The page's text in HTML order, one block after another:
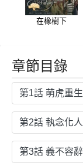
在橡樹下
章節目錄
第1話 萌虎重生
第2話 執念化人
第3話 義不容